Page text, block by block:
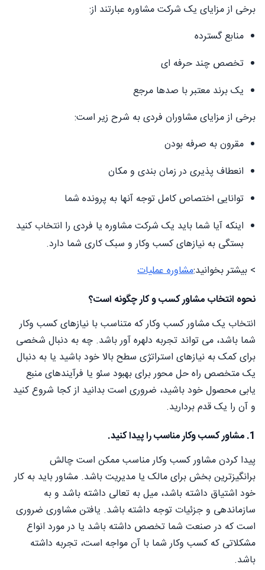
برخی از مزایای یک شرکت مشاوره عبارتند از:
منابع گسترده
تخصص چند حرفه ای
یک برند معتبر با صدها مرجع
برخی از مزایای مشاوران فردی به شرح زیر است:
مقرون به صرفه بودن
انعطاف پذیری در زمان بندی و مکان
توانایی اختصاص کامل توجه آنها به پرونده شما
اینکه آیا شما باید یک شرکت مشاوره یا فردی را انتخاب کنید
بستگی به نیازهای کسب وکار و سبک کاری شما دارد.
> بیشتر بخوانید:مشاوره عملیات
نحوه انتخاب مشاور کسب و کار چگونه است؟
انتخاب یک مشاور کسب وکار که متناسب با نیازهای کسب وکار
شما باشد، می تواند تجربه دلهره آور باشد. چه به دنبال شخصی
برای کمک به نیازهای استراتژی سطح بالا خود باشید یا به دنبال
یک متخصص راه حل محور برای بهبود سئو یا فرآیندهای منبع
یابی محصول خود باشید، ضروری است بدانید از کجا شروع کنید
و آن را یک قدم بردارید.
1. مشاور کسب وکار مناسب را پیدا کنید.
پیدا کردن مشاور کسب وکار مناسب ممکن است چالش
برانگیزترین بخش برای مالک یا مدیریت باشد. مشاور باید به کار
خود اشتیاق داشته باشد، میل به تعالی داشته باشد و به
سازماندهی و جزئیات توجه داشته باشد. یافتن مشاوری ضروری
است که در صنعت شما تخصص داشته باشد یا در مورد انواع
مشکلاتی که کسب وکار شما با آن مواجه است، تجربه داشته
باشد.